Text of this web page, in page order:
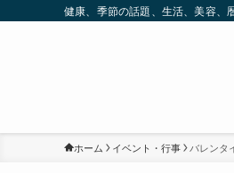
健康、季節の話題、生活、美容、
ホーム イベント・行事 バレンタ